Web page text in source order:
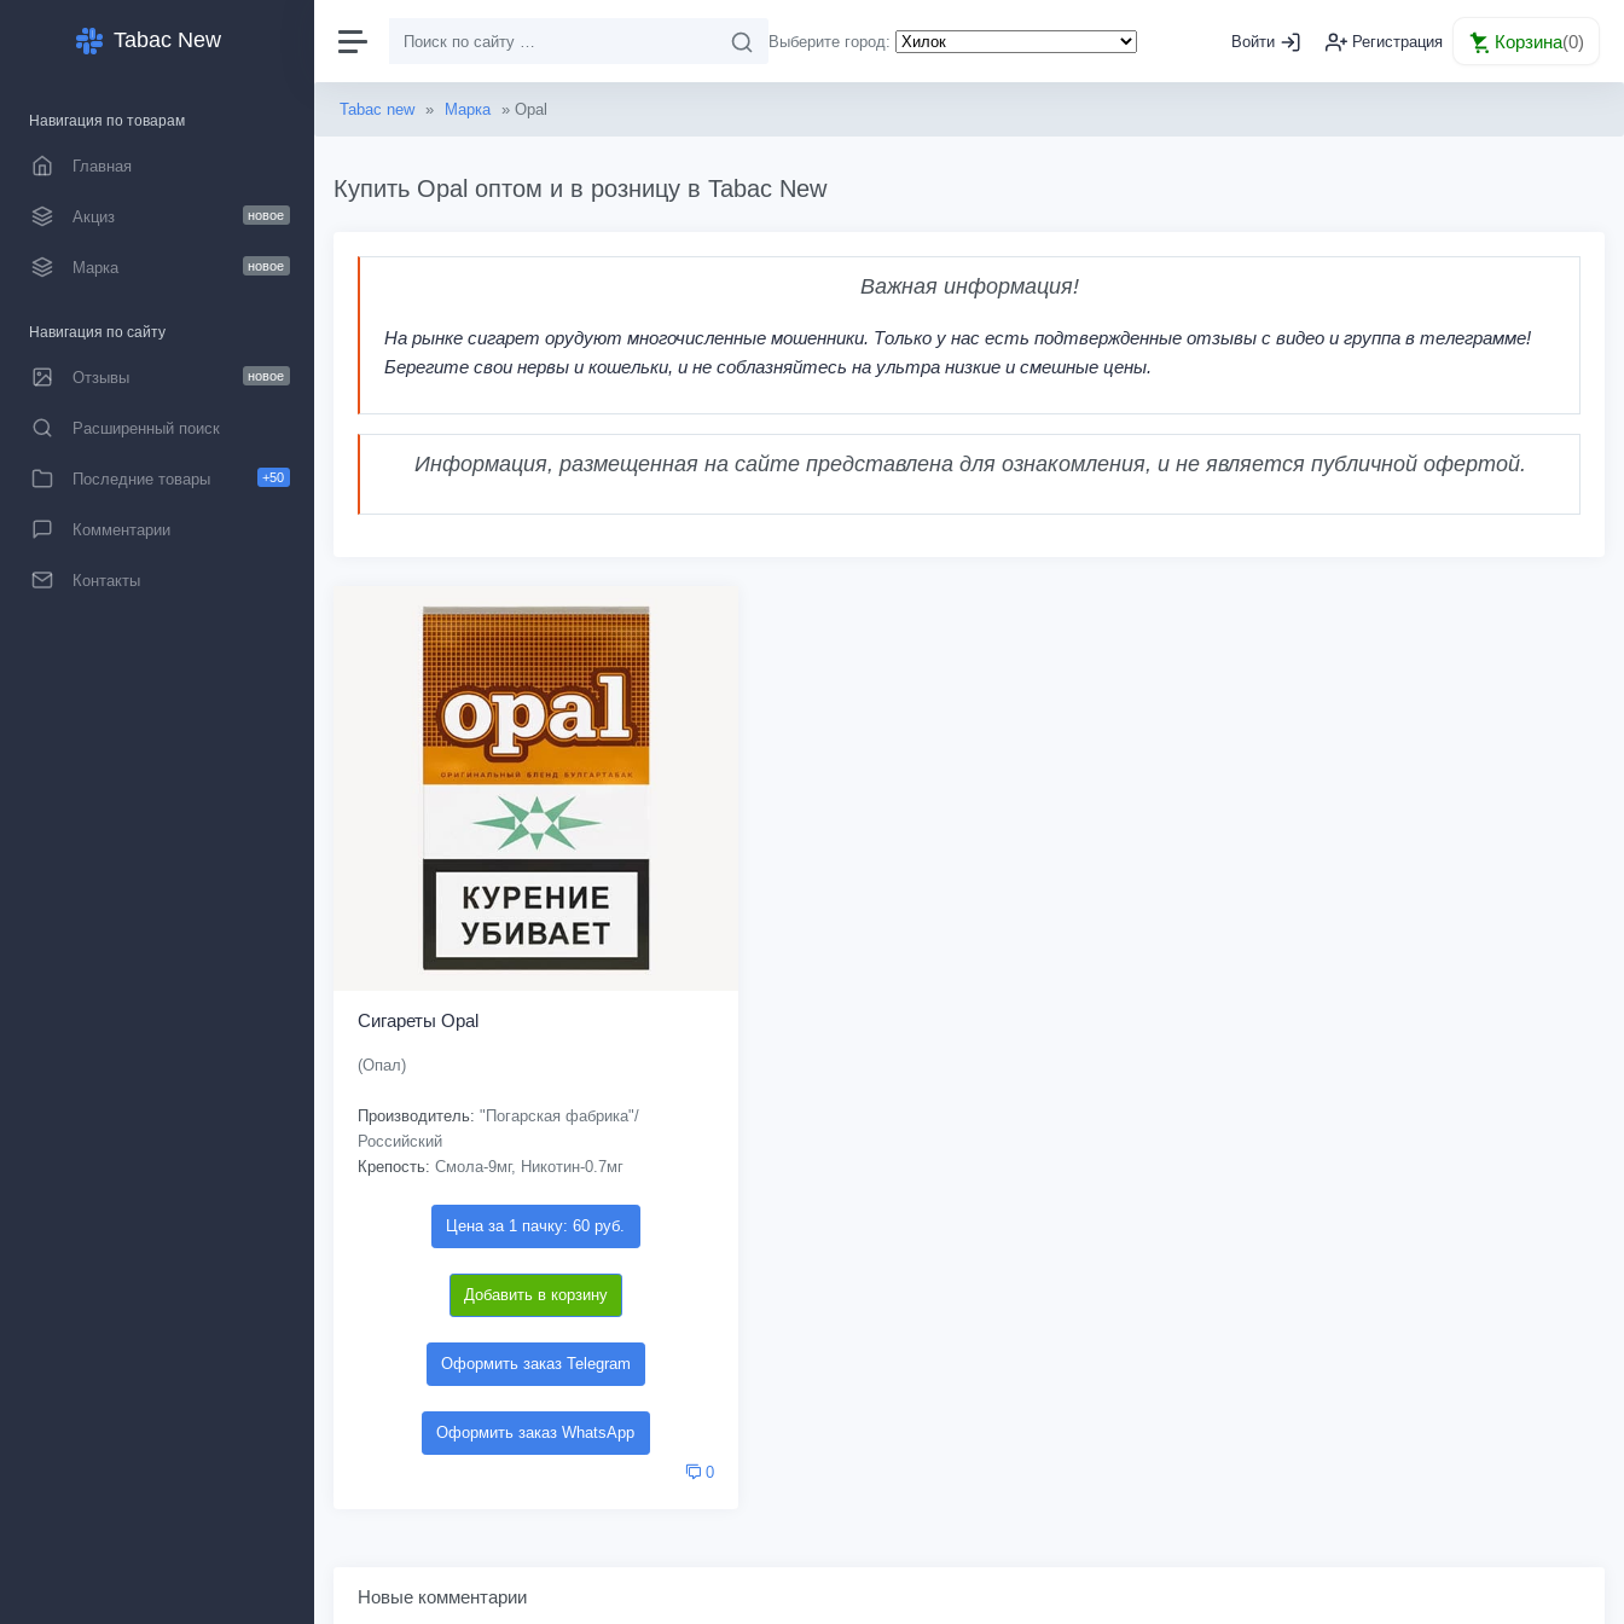
Tabac New
Навигация по товарам
Главная
Акциз новое
Марка новое
Навигация по сайту
Отзывы новое
Расширенный поиск
Последние товары +50
Комментарии
Контакты
Выберите город: Войти Регистрация Корзина(0)
Tabac new » Марка » Opal
Купить Opal оптом и в розницу в Tabac New
Важная информация!
На рынке сигарет орудуют многочисленные мошенники. Только у нас есть подтвержденные отзывы с видео и группа в телеграмме!
Берегите свои нервы и кошельки, и не соблазняйтесь на ультра низкие и смешные цены.
Информация, размещенная на сайте представлена для ознакомления, и не является публичной офертой.
Сигареты Opal
(Опал)
Производитель: "Погарская фабрика"/
Российский
Крепость: Смола-9мг, Никотин-0.7мг
Цена за 1 пачку: 60 руб.
Добавить в корзину
Оформить заказ Telegram
Оформить заказ WhatsApp
0
Новые комментарии